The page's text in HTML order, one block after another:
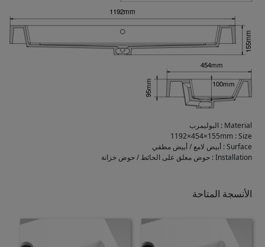
Material
: البوليمرب
Size
:
1192×454×155mm
Surface
: أبيض لامع / أبيض مطفي
Installation
: حوض معلق على الحائط / حوض خزانة
الأنسجة المتاحة